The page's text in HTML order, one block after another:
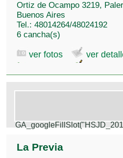
Ortiz de Ocampo 3219,
Buenos Aires
Tel.: 48014264/48024192
6 cancha(s)
ver fotos ver
La Previa